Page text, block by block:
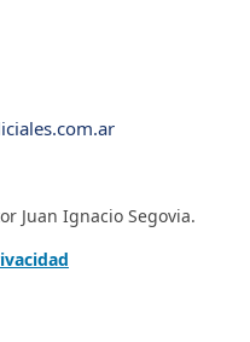
Juan Ignacio Segovia.